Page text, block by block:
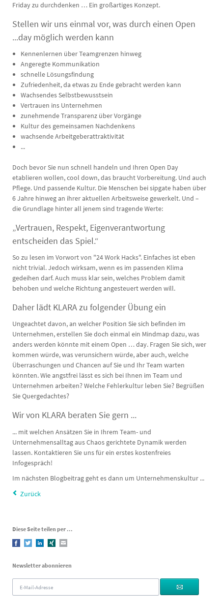
Friday zu durchdenken … Ein großartiges Konzept.
Stellen wir uns einmal vor, was durch einen Open
...day möglich werden kann
Kennenlernen über Teamgrenzen hinweg
Angeregte Kommunikation
schnelle Lösungsfindung
Zufriedenheit, da etwas zu Ende gebracht werden kann
Wachsendes Selbstbewusstsein
Vertrauen ins Unternehmen
zunehmende Transparenz über Vorgänge
Kultur des gemeinsamen Nachdenkens
wachsende Arbeitgeberattraktivität
...
Doch bevor Sie nun schnell handeln und Ihren Open Day
etablieren wollen, cool down, das braucht Vorbereitung. Und auch
Pflege. Und passende Kultur. Die Menschen bei sipgate haben über
6 Jahre hinweg an ihrer aktuellen Arbeitsweise gewerkelt. Und –
die Grundlage hinter all jenem sind tragende Werte:
„Vertrauen, Respekt, Eigenverantwortung
entscheiden das Spiel.“
So zu lesen im Vorwort von "24 Work Hacks". Einfaches ist eben
nicht trivial. Jedoch wirksam, wenn es im passenden Klima
gedeihen darf. Auch muss klar sein, welches Problem damit
behoben und welche Richtung angesteuert werden will.
Daher lädt KLARA zu folgender Übung ein
Ungeachtet davon, an welcher Position Sie sich befinden im
Unternehmen, erstellen Sie doch einmal ein Mindmap dazu, was
anders werden könnte mit einem Open … day. Fragen Sie sich, wer
kommen würde, was verunsichern würde, aber auch, welche
Überraschungen und Chancen auf Sie und Ihr Team warten
könnten. Wie angstfrei lässt es sich bei Ihnen im Team und
Unternehmen arbeiten? Welche Fehlerkultur leben Sie? Begrüßen
Sie Quergedachtes?
Wir von KLARA beraten Sie gern ...
... mit welchen Ansätzen Sie in Ihrem Team- und
Unternehmensalltag aus Chaos gerichtete Dynamik werden
lassen. Kontaktieren Sie uns für ein erstes kostenfreies
Infogespräch!
Im nächsten Blogbeitrag geht es dann um Unternehmenskultur ...
Zurück
Diese Seite teilen per ...
FacebookTwitterLinkedIn
Xing
Newsletter abonnieren